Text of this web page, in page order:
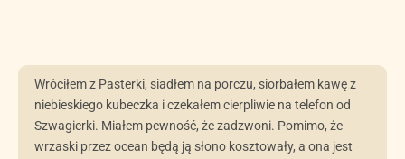
Wróciłem z Pasterki, siadłem na porczu, siorbałem kawę z
niebieskiego kubeczka i czekałem cierpliwie na telefon od
Szwagierki. Miałem pewność, że zadzwoni. Pomimo, że
wrzaski przez ocean będą ją słono kosztowały, a ona jest